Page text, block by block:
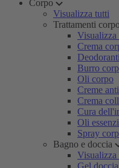
Corpo
Visualizza tutti
Trattamenti
Visualizza
Crema
Deodoranti
Burro
Oli corpo
Creme
Crema
Cura
Oli
Spray
Bagno e doccia
Visualizza
Gel doccia